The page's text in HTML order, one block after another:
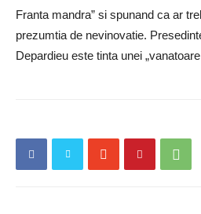
Franta mandra” si spunand ca ar
prezumtia de nevinovatie.
Depardieu este tinta unei